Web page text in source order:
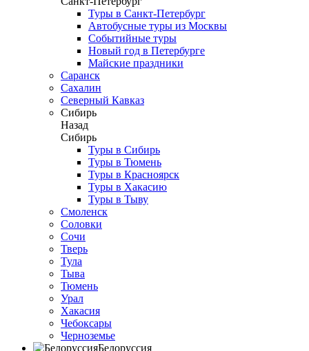
Туры в Санкт-Петербург
Автобусные туры из Москвы
Событийные туры
Новый год в Петербурге
Майские праздники
Саранск
Сахалин
Северный Кавказ
Сибирь
Назад
Сибирь
Туры в Сибирь
Туры в Тюмень
Туры в Красноярск
Туры в Хакасию
Туры в Тыву
Смоленск
Соловки
Сочи
Тверь
Тула
Тыва
Тюмень
Урал
Хакасия
Чебоксары
Черноземье
Белоруссия